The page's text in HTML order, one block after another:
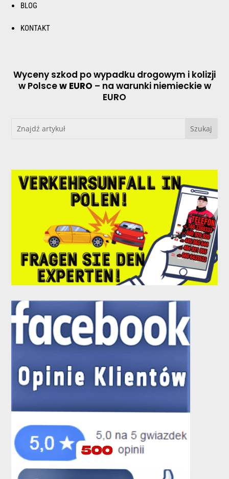
BLOG
KONTAKT
Wyceny szkod po wypadku drogowym i kolizji
w Polscew EURO – na warunki niemieckie w
EURO